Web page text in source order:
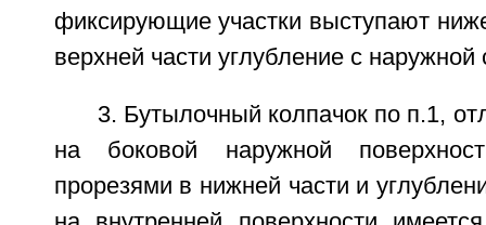
фиксирующие участки выступают
верхней части углубление с наружной
3. Бутылочный колпачок по п.1,
на боковой наружной
прорезями в нижней части и